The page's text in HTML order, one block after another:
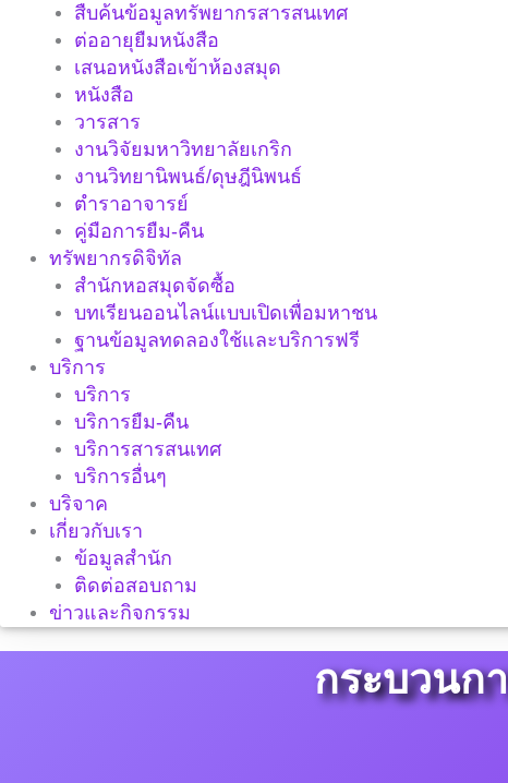
สืบค้นข้อมูลทรัพยากรสารสนเทศ
ต่ออายุยืมหนังสือ
เสนอหนังสือเข้าห้องสมุด
หนังสือ
วารสาร
งานวิจัยมหาวิทยาลัยเกริก
งานวิทยานิพนธ์/ดุษฎีนิพนธ์
ตำราอาจารย์
คู่มือการยืม-คืน
ทรัพยากรดิจิทัล
สำนักหอสมุดจัดซื้อ
บทเรียนออนไลน์แบบเปิดเพื่อมหาชน
ฐานข้อมูลทดลองใช้และบริการฟรี
บริการ
บริการ
บริการยืม-คืน
บริการสารสนเทศ
บริการอื่นๆ
บริจาค
เกี่ยวกับเรา
ข้อมูลสำนัก
ติดต่อสอบถาม
ข่าวและกิจกรรม
กระบวนก